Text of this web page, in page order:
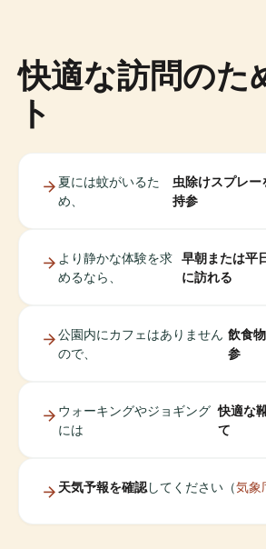
快適な訪問のた
ト
夏には蚊がいるた
め、
虫除けスプレー
持参
より静かな体験を求
めるなら、
早朝または平
に訪れる
公園内にカフェはありません
ので、
飲食
参
ウォーキングやジョギング
には
快適な
て
天気予報を確認してください（気象